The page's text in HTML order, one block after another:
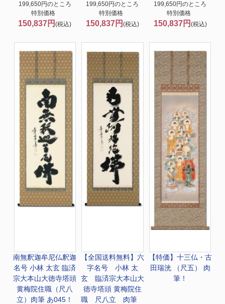
199,650円のところ
特別価格
150,837円(税込)
199,650円のところ
特別価格
150,837円 (税込)
199,650円のところ
特別価格
150,837円 (税込)
南無釈迦牟尼仏釈迦
名号 小林 太玄 臨済
宗大本山大徳寺塔頭
黄梅院住職（尺八
立）肉筆 あ045！
【全国送料無料】 六
字名号 小林 太
玄 臨済宗大本山大
徳寺塔頭 黄梅院住
職 尺八立 肉筆
【特価】十三仏・古
田瑞洸 （尺五） 肉
筆！